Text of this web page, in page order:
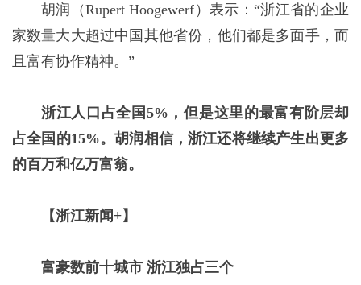
胡润（Rupert Hoogewerf）表示：“浙江省的企业
家数量大大超过中国其他省份，他们都是多面手，而
且富有协作精神。”
浙江人口占全国5%，但是这里的最富有阶层却
占全国的15%。胡润相信，浙江还将继续产生出更多
的百万和亿万富翁。
【浙江新闻+】
富豪数前十城市 浙江独占三个